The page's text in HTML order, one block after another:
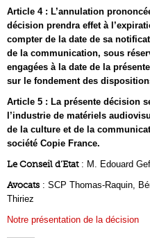
Article 4 : L’annulation
décision prendra effet à
compter de la date de sa
de la communication, sous
engagées à la date de la
sur le fondement des
Article 5 : La présente décision
l’industrie de matériels
de la culture et de la
société Copie France.
Le Conseil d’Etat: M. Edouard
Avocats : SCP Thomas-Raquin,
Thiriez
Notre présentation de la décision